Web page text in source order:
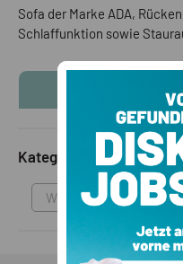
Sofa der Marke ADA,
Schlaffunktion sowie
Kategorie
Wohnzimmer